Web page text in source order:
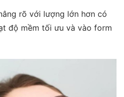
rõ với lượng lớn hơn có
độ mềm tối ưu và vào form